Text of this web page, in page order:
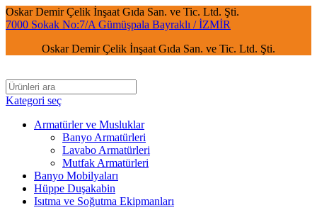
Oskar Demir Çelik İnşaat Gıda San. ve Tic. Ltd. Şti.
7000 Sokak No:7/A Gümüşpala Bayraklı / İZMİR
Oskar Demir Çelik İnşaat Gıda San. ve Tic. Ltd. Şti.
Kategori seç
Armatürler ve Musluklar
Banyo Armatürleri
Lavabo Armatürleri
Mutfak Armatürleri
Banyo Mobilyaları
Hüppe Duşakabin
Isıtma ve Soğutma Ekipmanları